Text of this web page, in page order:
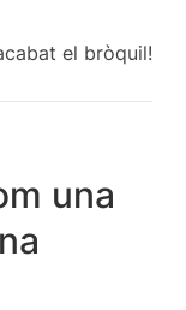
el bròquil!
una